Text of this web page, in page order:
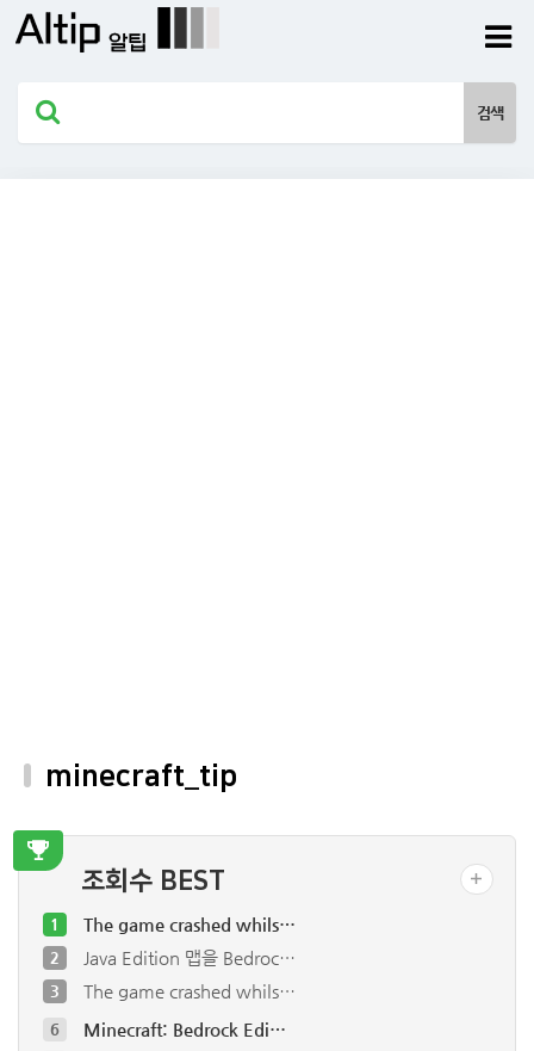
minecraft_tip
조회수 BEST
6 Minecraft: Bedrock Edi…
1 The game crashed whils…
2 Java Edition 맵을 Bedroc…
3 The game crashed whils…